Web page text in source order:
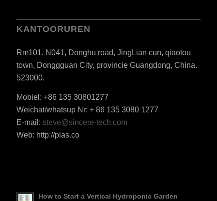
KANTOORUREN
Rm101, N041, Donghu road, JingLian cun, qiaotou
town, Donggguan City, provincie Guangdong, China.
523000.
Mobiel: +86 135 30801277
Weichat/whatsup Nr: + 86 135 3080 1277
E-mail: steve@sincere-tech.com
Web: http://plas.co
How to Start a Vertical Hydroponic Garden
RO
ES_MX